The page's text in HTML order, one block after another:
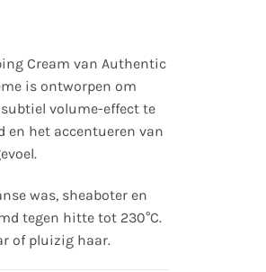
Cream van Authentic
is ontworpen om
volume-effect te
en het accentueren van
was, sheaboter en
tegen hitte tot 230°C.
of pluizig haar.